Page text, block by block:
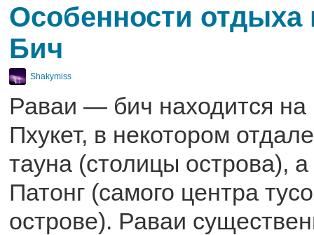
Особенности отдыха
Бич
Shakymiss
Раваи — бич находится на
Пхукет, в некотором
тауна (столицы острова),
Патонг (самого центра
острове). Раваи